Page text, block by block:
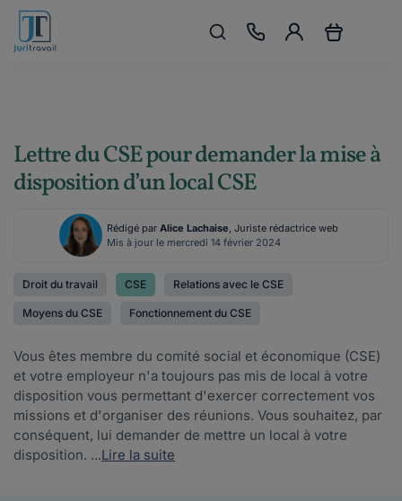
Lettre du CSE pour demander la mise à
disposition d’un local CSE
Rédigé par Alice Lachaise, Juriste rédactrice web
Mis à jour le mercredi 14 février 2024
Droit du travail CSE Relations avec le CSE
Moyens du CSE Fonctionnement du CSE
Vous êtes membre du comité social et économique (CSE)
et votre employeur n'a toujours pas mis de local à votre
disposition vous permettant d'exercer correctement vos
missions et d'organiser des réunions. Vous souhaitez, par
conséquent, lui demander de mettre un local à votre
disposition. ...Lire la suite